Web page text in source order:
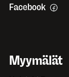
Facebook
Myymälät